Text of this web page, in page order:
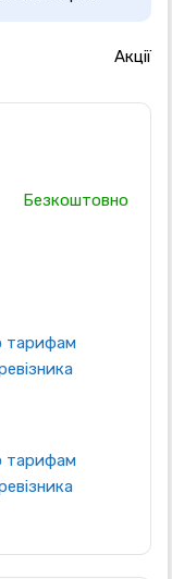
Акції
Безкоштовно
тарифам
тарифам